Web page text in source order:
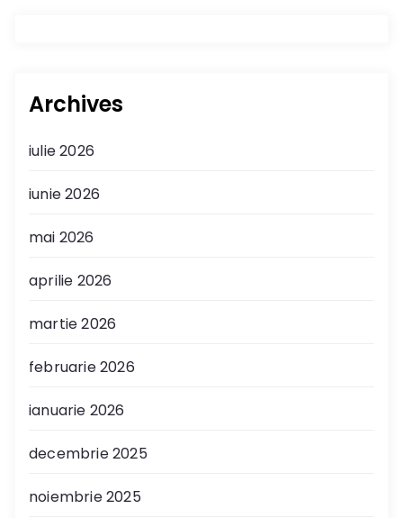
Archives
iulie 2026
iunie 2026
mai 2026
aprilie 2026
martie 2026
februarie 2026
ianuarie 2026
decembrie 2025
noiembrie 2025